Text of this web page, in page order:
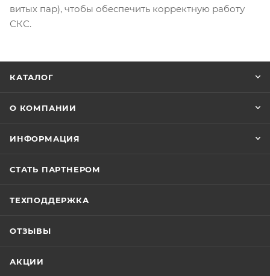
витых пар), чтобы обеспечить корректную работу
СКС.
КАТАЛОГ
О КОМПАНИИ
ИНФОРМАЦИЯ
СТАТЬ ПАРТНЕРОМ
ТЕХПОДДЕРЖКА
ОТЗЫВЫ
АКЦИИ